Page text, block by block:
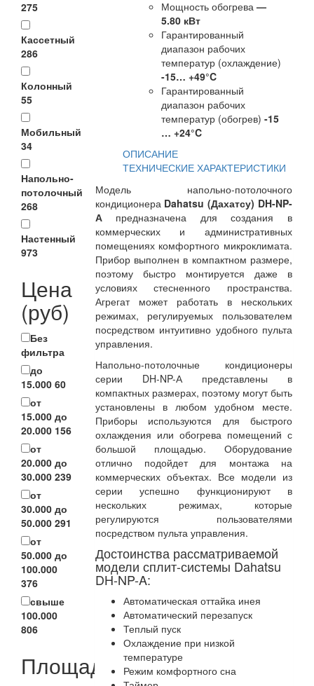
275
Кассетный
286
Колонный
55
Мобильный
34
Напольно-
потолочный
268
Настенный
973
Цена
(руб)
Без
фильтра
до
15.000 60
от
15.000 до
20.000 156
от
20.000 до
30.000 239
от
30.000 до
50.000 291
от
50.000 до
100.000
376
свыше
100.000
806
Площадь
Мощность обогрева —
5.80 кВт
Гарантированный
диапазон рабочих
температур (охлаждение)
-15… +49°C
Гарантированный
диапазон рабочих
температур (обогрев) -15
… +24°C
ОПИСАНИЕ
ТЕХНИЧЕСКИЕ ХАРАКТЕРИСТИКИ
Модель напольно-потолочного
кондиционера Dahatsu (Дахатсу) DH-NP-
Апредназначена для создания в
коммерческих и административных
помещениях комфортного микроклимата.
Прибор выполнен в компактном размере,
поэтому быстро монтируется даже в
условиях стесненного пространства.
Агрегат может работать в нескольких
режимах, регулируемых пользователем
посредством интуитивно удобного пульта
управления.
Напольно-потолочные кондиционеры
серии DH-NP-А представлены в
компактных размерах, поэтому могут быть
установлены в любом удобном месте.
Приборы используются для быстрого
охлаждения или обогрева помещений с
большой площадью. Оборудование
отлично подойдет для монтажа на
коммерческих объектах. Все модели из
серии успешно функционируют в
нескольких режимах, которые
регулируются пользователями
посредством пульта управления.
Достоинства рассматриваемой
модели сплит-системы Dahatsu
DH-NP-A:
Автоматическая оттайка инея
Автоматический перезапуск
Теплый пуск
Охлаждение при низкой
температуре
Режим комфортного сна